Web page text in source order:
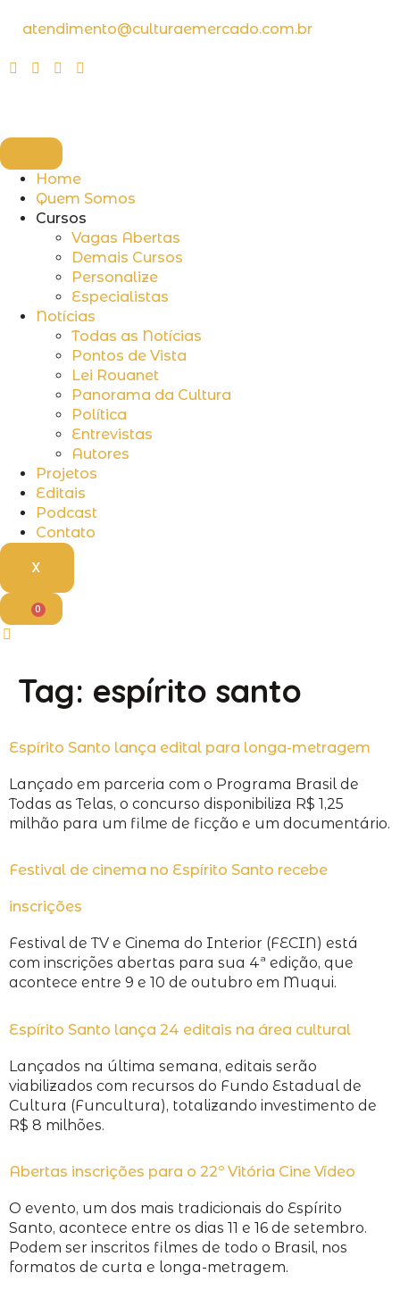
atendimento@culturaemercado.com.br
Home
Quem Somos
Cursos
Vagas Abertas
Demais Cursos
Personalize
Especialistas
Notícias
Todas as Notícias
Pontos de Vista
Lei Rouanet
Panorama da Cultura
Política
Entrevistas
Autores
Projetos
Editais
Podcast
Contato
X
0
Tag: espírito santo
Espírito Santo lança edital para longa-metragem
Lançado em parceria com o Programa Brasil de
Todas as Telas, o concurso disponibiliza R$ 1,25
milhão para um filme de ficção e um documentário.
Festival de cinema no Espírito Santo recebe
inscrições
Festival de TV e Cinema do Interior (FECIN) está
com inscrições abertas para sua 4ª edição, que
acontece entre 9 e 10 de outubro em Muqui.
Espírito Santo lança 24 editais na área cultural
Lançados na última semana, editais serão
viabilizados com recursos do Fundo Estadual de
Cultura (Funcultura), totalizando investimento de
R$ 8 milhões.
Abertas inscrições para o 22º Vitória Cine Vídeo
O evento, um dos mais tradicionais do Espírito
Santo, acontece entre os dias 11 e 16 de setembro.
Podem ser inscritos filmes de todo o Brasil, nos
formatos de curta e longa-metragem.